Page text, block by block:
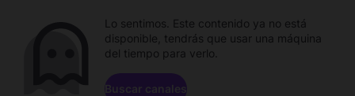
Lo sentimos. Este contenido ya no está
disponible, tendrás que usar una máquina
del tiempo para verlo.
Buscar canales